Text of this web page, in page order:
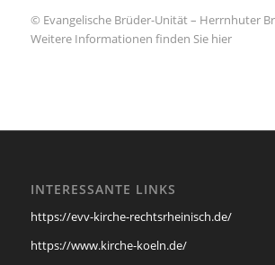
© Evangelische Brüder-Unität – Herrnhuter
Weitere Informationen finden Sie hier
INTERESSANTE LINKS
https://evv-kirche-rechtsrheinisch.de/
https://www.kirche-koeln.de/